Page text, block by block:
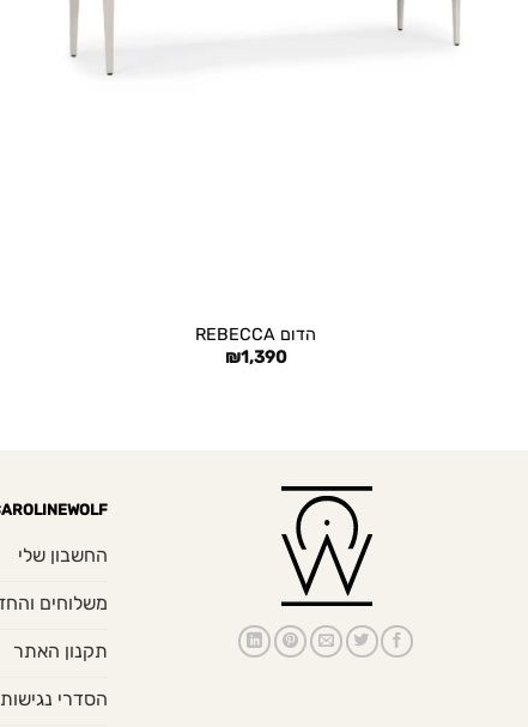
הדום REBECCA
₪1,390
החשבון שלי
משלוחים
תקנון האתר
הסדרי נגישות